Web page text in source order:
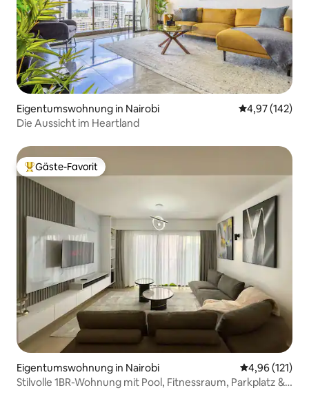
Eigentumswohnung in Nairobi
4,97 (142)
Die Aussicht im Heartland
Beliebter Gäste-Favorit.
Gäste-Favorit
Eigentumswohnung in Nairobi
4,96 (121)
Stilvolle 1BR-Wohnung mit Pool, Fitnessraum, Parkplatz &